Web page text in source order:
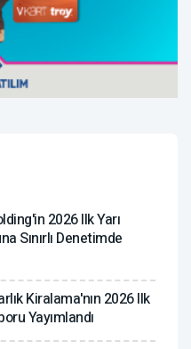
2026 Ilk Yarı
Sınırlı Denetimde
Kiralama'nın 2026 Ilk
Yayımlandı